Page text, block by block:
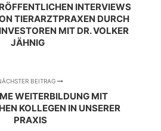
INTERVIEWS
TIERARZTPRAXEN DURCH
MIT DR. VOLKER
JÄHNIG
BEITRAG
WEITERBILDUNG MIT
KOLLEGEN IN UNSERER
PRAXIS